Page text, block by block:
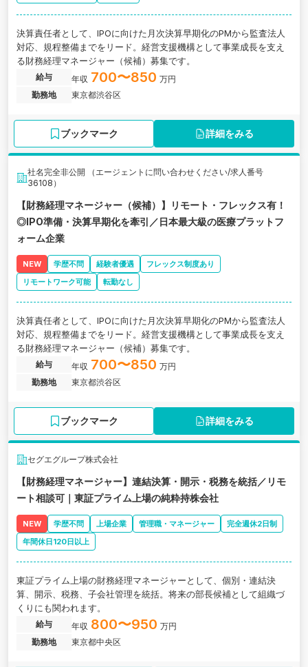
決算責任者として、IPOに向けた月次決算早期化のPMから監査法人
対応、規程整備までをリード。経営支援機構として事業成長を支え
る財務経理マネージャー（候補）募集です。
給与 年収 700〜850 万円
勤務地
東京都渋谷区
ブックマーク 詳細をみる
社名完全非公開 （エージェントに問い合わせください/求人番号
36108）
【財務経理マネージャー（候補）】リモート・フレックス有！
◎IPO準備・決算早期化を牽引／日本最大級の医療プラットフ
ォーム企業
NEW 学歴不問 経験者優遇
フレックス制度あり
リモートワーク可能
転勤なし
決算責任者として、IPOに向けた月次決算早期化のPMから監査法人
対応、規程整備までをリード。経営支援機構として事業成長を支え
る財務経理マネージャー（候補）募集です。
給与 年収 700〜850 万円
勤務地
東京都渋谷区
ブックマーク 詳細をみる
セグエグループ株式会社
【財務経理マネージャー】連結決算・開示・税務を統括／リモ
ート相談可｜東証プライム上場の純粋持株会社
NEW 学歴不問 上場企業 管理職・マネージャー
完全週休2日制
年間休日120日以上
東証プライム上場の財務経理マネージャーとして、個別・連結決
算、開示、税務、子会社管理を統括。将来の部長候補として組織づ
くりにも関われます。
給与 年収 800〜950 万円
勤務地
東京都中央区